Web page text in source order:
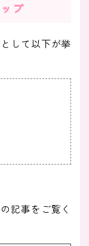
プ
して以下が挙
記事をご覧く